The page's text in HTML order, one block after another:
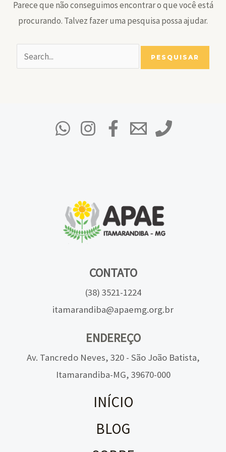
Parece que não conseguimos encontrar o que você está
procurando. Talvez fazer uma pesquisa possa ajudar.
CONTATO
(38) 3521-1224
itamarandiba@apaemg.org.br
ENDEREÇO
Av. Tancredo Neves, 320 - São João Batista,
Itamarandiba-MG, 39670-000
INÍCIO
BLOG